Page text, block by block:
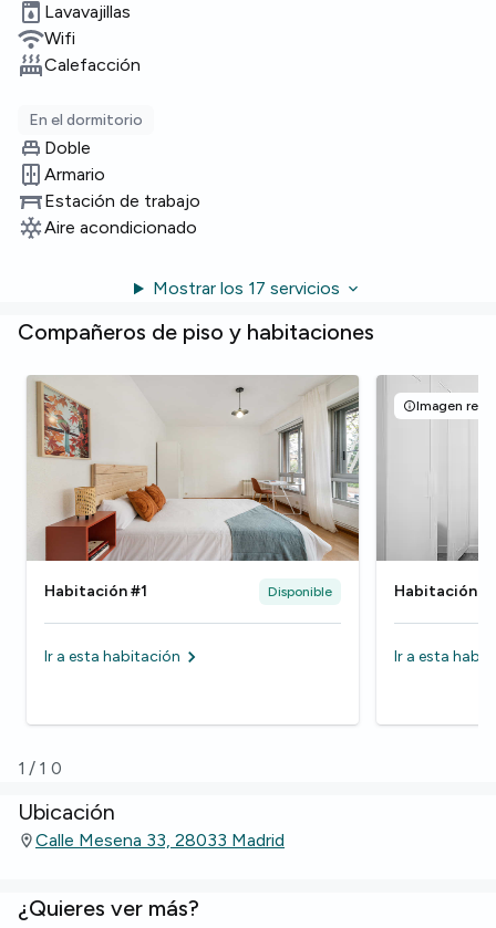
Lavavajillas
Wifi
Calefacción
En el dormitorio
Doble
Armario
Estación de trabajo
Aire acondicionado
Mostrar los 17 servicios
Compañeros de piso y habitaciones
Habitación #1 Disponible
Ir a esta habitación
Imagen
Habitación
Ir a esta
1/ 10
Ubicación
Calle Mesena 33, 28033 Madrid
¿Quieres ver más?